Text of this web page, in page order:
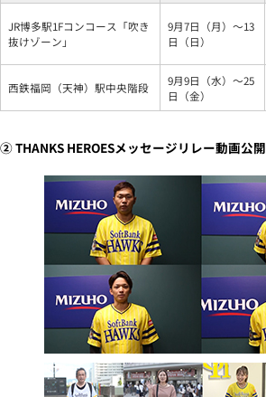
JR博多駅1Fコンコース「吹き
抜けゾーン」
9月7日（月）～13
日（日）
西鉄福岡（天神）駅中央階段
9月9日（水）～25
日（金）
② THANKS HEROESメッセージリレー動画公開